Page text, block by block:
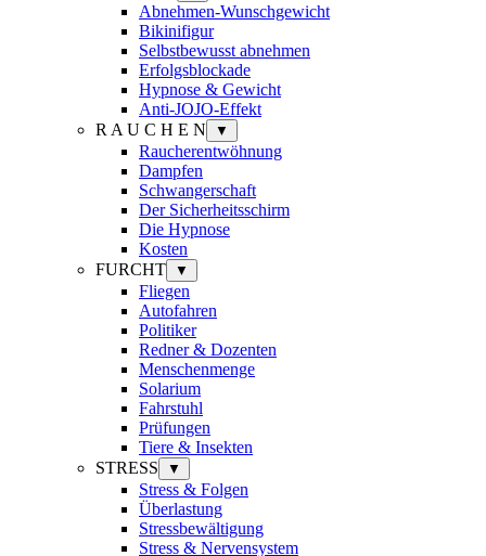
Abnehmen-Wunschgewicht
Bikinifigur
Selbstbewusst abnehmen
Erfolgsblockade
Hypnose & Gewicht
Anti-JOJO-Effekt
R A U C H E N
▼
Raucherentwöhnung
Dampfen
Schwangerschaft
Der Sicherheitsschirm
Die Hypnose
Kosten
FURCHT
▼
Fliegen
Autofahren
Politiker
Redner & Dozenten
Menschenmenge
Solarium
Fahrstuhl
Prüfungen
Tiere & Insekten
STRESS
▼
Stress & Folgen
Überlastung
Stressbewältigung
Stress & Nervensystem